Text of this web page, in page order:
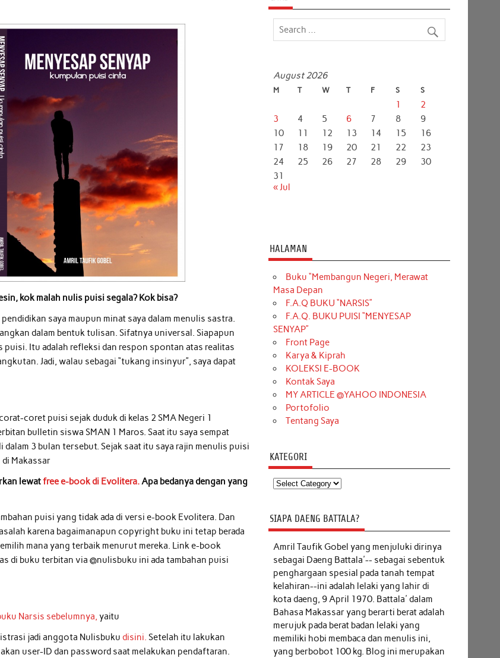
kok malah nulis puisi segala? Kok bisa?
saya maupun minat saya dalam menulis sastra.
dalam bentuk tulisan. Sifatnya universal. Siapapun
Itu adalah refleksi dan respon spontan atas realitas
Jadi, walau sebagai “tukang insinyur”, saya dapat
coret puisi sejak duduk di kelas 2 SMA Negeri 1
bulletin siswa SMAN 1 Maros. Saat itu saya sempat
3 bulan tersebut. Sejak saat itu saya rajin menulis puisi
di Makassar
lewatfree e-book di Evolitera.Apa bedanya dengan yang
puisi yang tidak ada di versi e-book Evolitera. Dan
karena bagaimanapun copyright buku ini tetap berada
mana yang terbaik menurut mereka. Link e-book
di buku terbitan via @nulisbuku ini ada tambahan puisi
Narsis sebelumnya,yaitu
jadi anggota Nulisbuku disini. Setelah itu lakukan
user-ID dan password saat melakukan pendaftaran.
August 2026
M T W T F S S
1
2
3
4 5 6 7 8
9
10
11 12 13 14 15
16
17
18 19 20 21 22
23
24
25 26 27 28 29
30
31
« Jul
HALAMAN
Buku “Membangun Negeri, Merawat
Masa Depan
F.A.Q BUKU “NARSIS”
F.A.Q. BUKU PUISI “MENYESAP
SENYAP”
Front Page
Karya & Kiprah
KOLEKSI E-BOOK
Kontak Saya
MY ARTICLE @YAHOO INDONESIA
Portofolio
Tentang Saya
KATEGORI
Kategori
SIAPA DAENG BATTALA?
Amril Taufik Gobel yang menjuluki dirinya
sebagai Daeng Battala'-- sebagai sebentuk
penghargaan spesial pada tanah tempat
kelahiran--ini adalah lelaki yang lahir di
kota daeng, 9 April 1970. Battala' dalam
Bahasa Makassar yang berarti berat adalah
merujuk pada berat badan lelaki yang
memiliki hobi membaca dan menulis ini,
yang berbobot 100 kg. Blog ini merupakan